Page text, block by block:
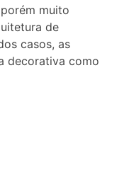
muito
de
casos, as
decorativa como